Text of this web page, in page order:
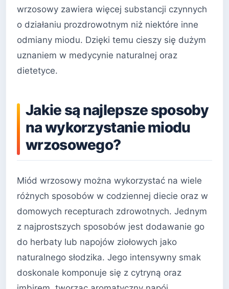
wrzosowy zawiera więcej substancji czynnych
o działaniu prozdrowotnym niż niektóre inne
odmiany miodu. Dzięki temu cieszy się dużym
uznaniem w medycynie naturalnej oraz
dietetyce.
Jakie są najlepsze sposoby
na wykorzystanie miodu
wrzosowego?
Miód wrzosowy można wykorzystać na wiele
różnych sposobów w codziennej diecie oraz w
domowych recepturach zdrowotnych. Jednym
z najprostszych sposobów jest dodawanie go
do herbaty lub napojów ziołowych jako
naturalnego słodzika. Jego intensywny smak
doskonale komponuje się z cytryną oraz